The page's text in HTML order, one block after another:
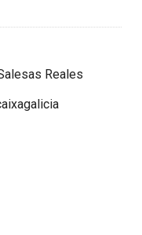
Reales